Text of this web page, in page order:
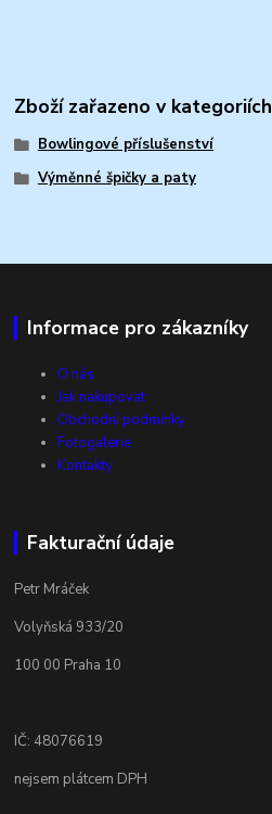
Zboží zařazeno v kategoriích
Bowlingové příslušenství
Výměnné špičky a paty
Informace pro zákazníky
O nás
Jak nakupovat
Obchodní podmínky
Fotogalerie
Kontakty
Fakturační údaje
Petr Mráček
Volyňská 933/20
100 00 Praha 10
IČ: 48076619
nejsem plátcem DPH